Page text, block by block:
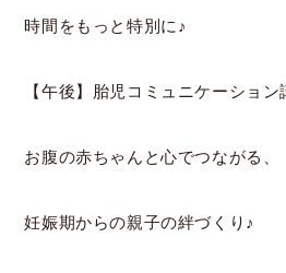
時間をもっと特別に♪
【午後】胎児コミュニケーショ
お腹の赤ちゃんと心でつながる、
妊娠期からの親子の絆づくり♪